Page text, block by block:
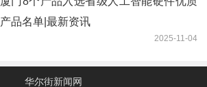
产品名单|最新资讯
2025-11-04
华尔街新闻网